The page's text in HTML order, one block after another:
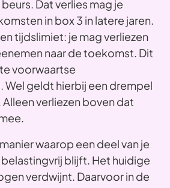
Dat verlies mag je
in box 3 in latere jaren.
tijdslimiet: je mag verliezen
naar de toekomst. Dit
voorwaartse
Wel geldt hierbij een drempel
verliezen boven dat
waarop een deel van je
blijft. Het huidige
verdwijnt. Daarvoor in de